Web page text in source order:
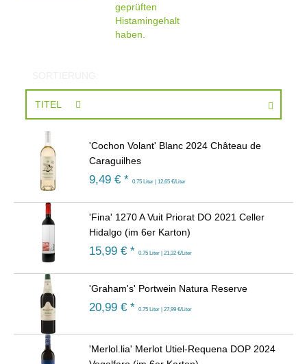
geprüften
Histamingehalt
haben.
TITEL
'Cochon Volant' Blanc 2024 Château de
Caraguilhes
9,49 € * 0.75 Liter | 12,65 €/Liter
'Fina' 1270 A Vuit Priorat DO 2021 Celler
Hidalgo (im 6er Karton)
15,99 € * 0.75 Liter | 21,32 €/Liter
'Graham's' Portwein Natura Reserve
20,99 € * 0.75 Liter | 27,99 €/Liter
'Merlol.lia' Merlot Utiel-Requena DOP 2024